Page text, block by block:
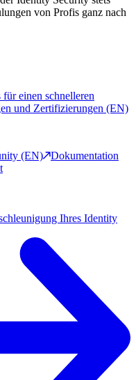
von Profis ganz nach
für einen schnelleren
und Zertifizierungen (EN)
(EN)
Dokumentation
Ihres Identity